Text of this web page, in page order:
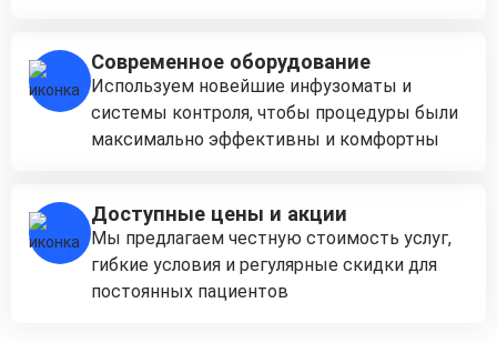
Современное оборудование
Используем новейшие инфузоматы и
системы контроля, чтобы процедуры были
максимально эффективны и комфортны
Доступные цены и акции
Мы предлагаем честную стоимость услуг,
гибкие условия и регулярные скидки для
постоянных пациентов